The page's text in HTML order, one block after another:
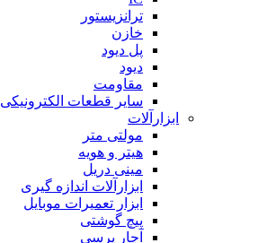
ترانزیستور
خازن
پل دیود
دیود
مقاومت
سایر قطعات الکترونیکی
ابزارآلات
مولتی متر
هیتر و هویه
مینی دریل
ابزارآلات اندازه گیری
ابزار تعمیرات موبایل
پیچ گوشتی
آچار پرسی